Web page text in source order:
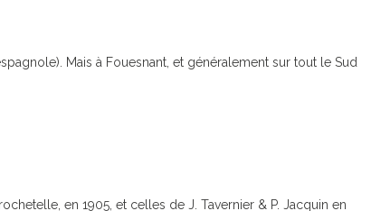
Mais à Fouesnant, et généralement sur tout le Sud
en 1905, et celles de J. Tavernier & P. Jacquin en